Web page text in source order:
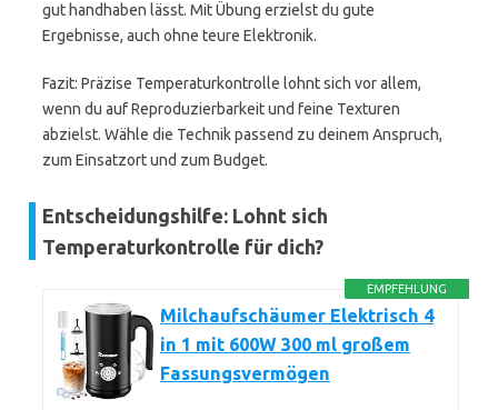
gut handhaben lässt. Mit Übung erzielst du gute
Ergebnisse, auch ohne teure Elektronik.
Fazit: Präzise Temperaturkontrolle lohnt sich vor allem,
wenn du auf Reproduzierbarkeit und feine Texturen
abzielst. Wähle die Technik passend zu deinem Anspruch,
zum Einsatzort und zum Budget.
Entscheidungshilfe: Lohnt sich
Temperaturkontrolle für dich?
EMPFEHLUNG
Milchaufschäumer Elektrisch 4
in 1 mit 600W 300 ml großem
Fassungsvermögen